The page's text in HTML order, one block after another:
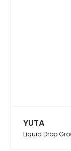
YUTA
Liquid Drop